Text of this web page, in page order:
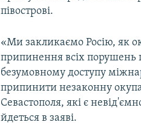
півострові.
«Ми закликаємо Росію, як
припинення всіх порушень
безумовному доступу
припинити незаконну
Севастополя, які є
йдеться в заяві.